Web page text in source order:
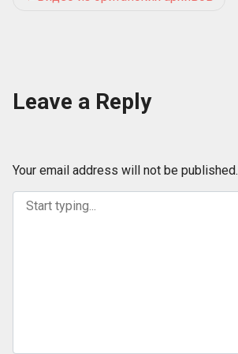
Leave a Reply
Your email address will not be published.